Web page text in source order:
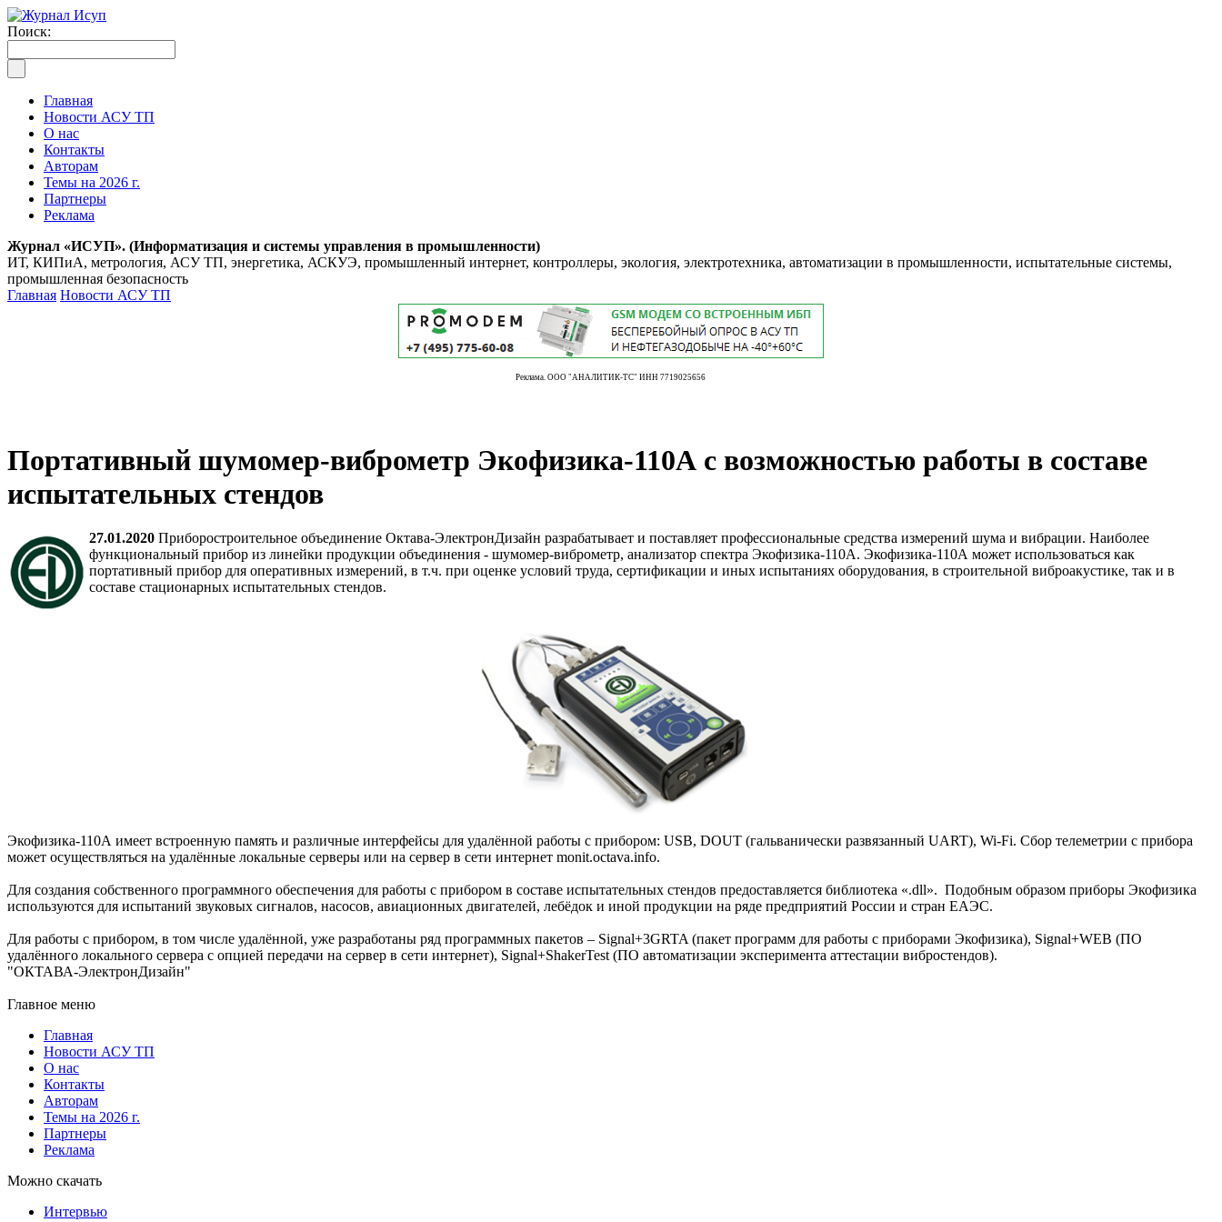
Поиск:
Главная
Новости АСУ ТП
О нас
Контакты
Авторам
Темы на 2026 г.
Партнеры
Реклама
Журнал «ИСУП». (Информатизация и системы управления в промышленности)
ИТ, КИПиА, метрология, АСУ ТП, энергетика, АСКУЭ, промышленный интернет, контроллеры, экология, электротехника, автоматизации в промышленности, испытательные системы,
промышленная безопасность
Главная Новости АСУ ТП
Реклама. ООО "АНАЛИТИК-ТС" ИНН 7719025656
Портативный шумомер-виброметр Экофизика-110А с возможностью работы в составе
испытательных стендов
27.01.2020 Приборостроительное объединение Октава-ЭлектронДизайн разрабатывает и поставляет профессиональные средства измерений шума и вибрации. Наиболее
функциональный прибор из линейки продукции объединения - шумомер-виброметр, анализатор спектра Экофизика-110А. Экофизика-110А может использоваться как
портативный прибор для оперативных измерений, в т.ч. при оценке условий труда, сертификации и иных испытаниях оборудования, в строительной виброакустике, так и в
составе стационарных испытательных стендов.
Экофизика-110А имеет встроенную память и различные интерфейсы для удалённой работы с прибором: USB, DOUT (гальванически развязанный UART), Wi-Fi. Сбор телеметрии с прибора
может осуществляться на удалённые локальные серверы или на сервер в сети интернет monit.octava.info.
Для создания собственного программного обеспечения для работы с прибором в составе испытательных стендов предоставляется библиотека «.dll». Подобным образом приборы Экофизика
используются для испытаний звуковых сигналов, насосов, авиационных двигателей, лебёдок и иной продукции на ряде предприятий России и стран ЕАЭС.
Для работы с прибором, в том числе удалённой, уже разработаны ряд программных пакетов – Signal+3GRTA (пакет программ для работы с приборами Экофизика), Signal+WEB (ПО
удалённого локального сервера с опцией передачи на сервер в сети интернет), Signal+ShakerTest (ПО автоматизации эксперимента аттестации вибростендов).
"ОКТАВА-ЭлектронДизайн"
Главное меню
Главная
Новости АСУ ТП
О нас
Контакты
Авторам
Темы на 2026 г.
Партнеры
Реклама
Можно скачать
Интервью